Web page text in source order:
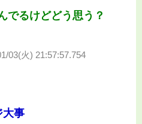
でるけどどう思う？
03(火) 21:57:57.754
大事